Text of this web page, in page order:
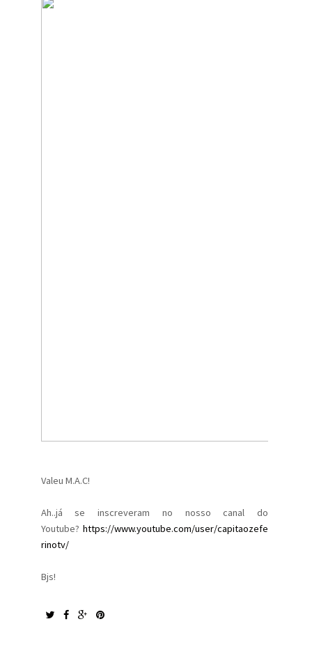
Valeu M.A.C!
Ah..já se inscreveram no nosso canal do
Youtube?https://www.youtube.com/user/capitaozefe
rinotv/
Bjs!